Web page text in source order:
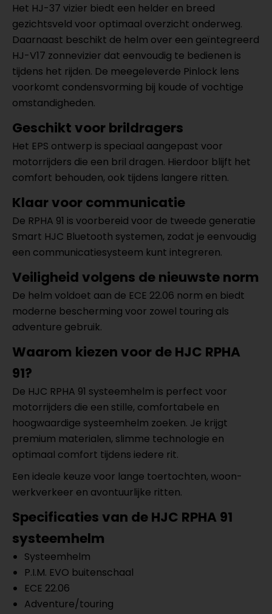
Het HJ-37 vizier biedt een helder en breed
gezichtsveld voor optimaal overzicht onderweg.
Daarnaast beschikt de helm over een geïntegreerd
HJ-V17 zonnevizier dat eenvoudig te bedienen is
tijdens het rijden. De meegeleverde Pinlock lens
voorkomt condensvorming bij koude of vochtige
omstandigheden.
Geschikt voor brildragers
Het EPS ontwerp is speciaal aangepast voor
motorrijders die een bril dragen. Hierdoor blijft het
comfort behouden, ook tijdens langere ritten.
Klaar voor communicatie
De RPHA 91 is voorbereid voor de tweede generatie
Smart HJC Bluetooth systemen, zodat je eenvoudig
een communicatiesysteem kunt integreren.
Veiligheid volgens de nieuwste norm
De helm voldoet aan de ECE 22.06 norm en biedt
moderne bescherming voor zowel touring als
adventure gebruik.
Waarom kiezen voor de HJC RPHA
91?
De HJC RPHA 91 systeemhelm is perfect voor
motorrijders die een stille, comfortabele en
hoogwaardige systeemhelm zoeken. Je krijgt
premium materialen, slimme technologie en
optimaal comfort tijdens iedere rit.
Een ideale keuze voor lange toertochten, woon-
werkverkeer en avontuurlijke ritten.
Specificaties van de HJC RPHA 91
systeemhelm
Systeemhelm
P.I.M. EVO buitenschaal
ECE 22.06
Adventure/touring